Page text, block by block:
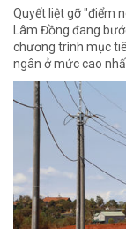
Quyết liệt gỡ "điểm
Lâm Đồng đang
chương trình mục
ngân ở mức cao